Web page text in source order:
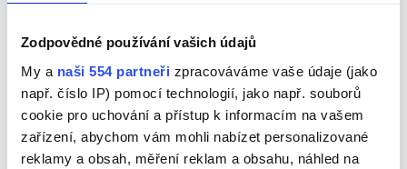
Zodpovědné používání vašich údajů
My a naši 554 partneři zpracováváme vaše údaje (jako
např. číslo IP) pomocí technologií, jako např. souborů
cookie pro uchování a přístup k informacím na vašem
zařízení, abychom vám mohli nabízet personalizované
reklamy a obsah, měření reklam a obsahu, náhled na
Dnes 6. listopadu se otevřou návštěvníkům dveře výstavy
Světla vyprávějí...
Číst Více